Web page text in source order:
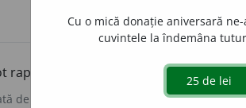
rapid, pe o parte, care se execută cu,
de
Cu o mică donație aniversară
cuvintele la îndemâna